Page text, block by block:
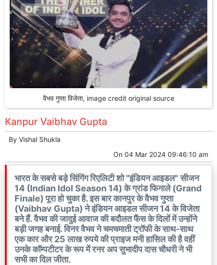
वैभव गुप्ता विजेता, image credit original source
Kanpur Vaibhav Gupta
By Vishal Shukla
On 04 Mar 2024 09:46:10 am
भारत के सबसे बड़े सिंगिंग रिएलिटी शो "इंडियन आइडल" सीजन
14 (Indian Idol Season 14) के ग्रांड फिनाले (Grand
Finale) पूरा हो चुका है. इस बार कानपुर के वैभव गुप्ता
(Vaibhav Gupta) ने इंडियन आइडल सीजन 14 के विजेता
बने हैं. वैभव की जादुई आवाज की बदौलत फैंस के दिलों में उन्होंने
बड़ी जगह बनाई. विनर वैभव ने चमचमाती ट्रॉफी के साथ-साथ
एक कार और 25 लाख रुपये की प्राइज मनी हासिल की है वहीं
उनके कॉम्पटीटर के रूप में रनर अप सुभादीप दास चौधरी ने भी
सभी का दिल जीता.